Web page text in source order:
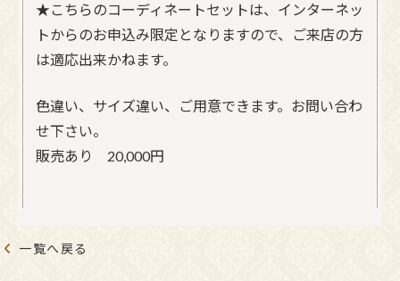
★こちらのコーディネートセットは、インターネッ
トからのお申込み限定となりますので、ご来店の方
は適応出来かねます。
色違い、サイズ違い、ご用意できます。お問い合わ
せ下さい。
販売あり 20,000円
一覧へ戻る